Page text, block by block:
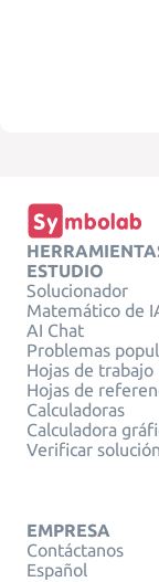
ESTUDIO
Solucionador
Matemático de
AI Chat
Problemas
Hojas de trabajo
Hojas de
Calculadoras
Calculadora
Verificar solución
EMPRESA
Contáctanos
Español